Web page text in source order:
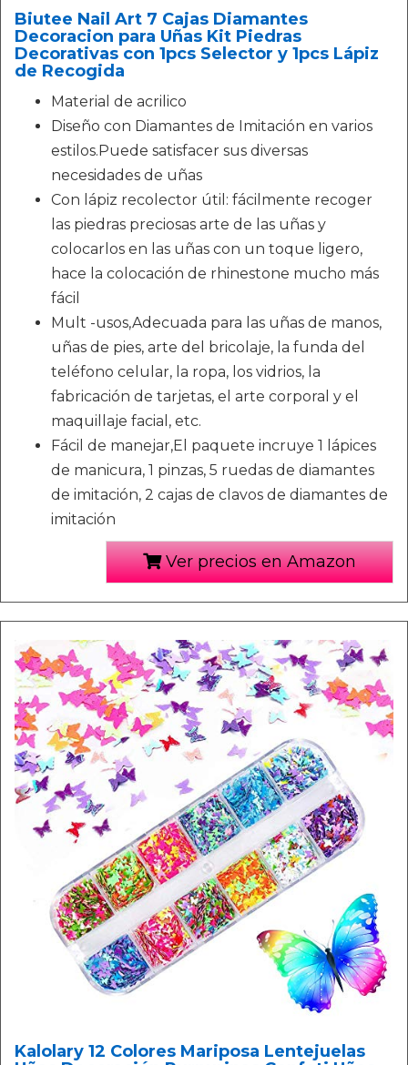
Biutee Nail Art 7 Cajas Diamantes
Decoracion para Uñas Kit Piedras
Decorativas con 1pcs Selector y 1pcs Lápiz
de Recogida
Material de acrilico
Diseño con Diamantes de Imitación en varios
estilos.Puede satisfacer sus diversas
necesidades de uñas
Con lápiz recolector útil: fácilmente recoger
las piedras preciosas arte de las uñas y
colocarlos en las uñas con un toque ligero,
hace la colocación de rhinestone mucho más
fácil
Mult -usos,Adecuada para las uñas de manos,
uñas de pies, arte del bricolaje, la funda del
teléfono celular, la ropa, los vidrios, la
fabricación de tarjetas, el arte corporal y el
maquillaje facial, etc.
Fácil de manejar,El paquete incruye 1 lápices
de manicura, 1 pinzas, 5 ruedas de diamantes
de imitación, 2 cajas de clavos de diamantes de
imitación
Ver precios en Amazon
Kalolary 12 Colores Mariposa Lentejuelas